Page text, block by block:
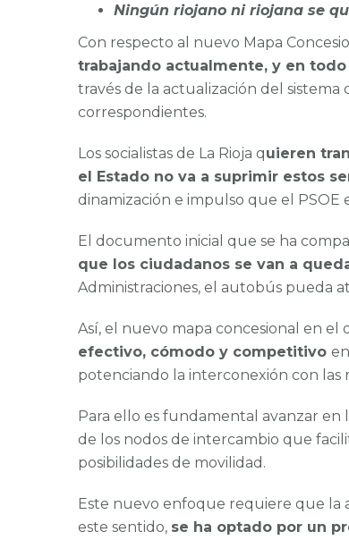
Ningún riojano ni riojana se
Con respecto al nuevo Mapa
trabajando actualmente, y en
través de la actualización del
correspondientes.
Los socialistas de La Rioja quieren
el Estado no va a suprimir estos
dinamización e impulso que el PSOE
El documento inicial que se ha
que los ciudadanos se van a
Administraciones, el autobús pueda
Así, el nuevo mapa concesional en el
efectivo, cómodo y competitivo
potenciando la interconexión con
Para ello es fundamental avanzar en
de los nodos de intercambio que
posibilidades de movilidad.
Este nuevo enfoque requiere que la
este sentido, se ha optado por un